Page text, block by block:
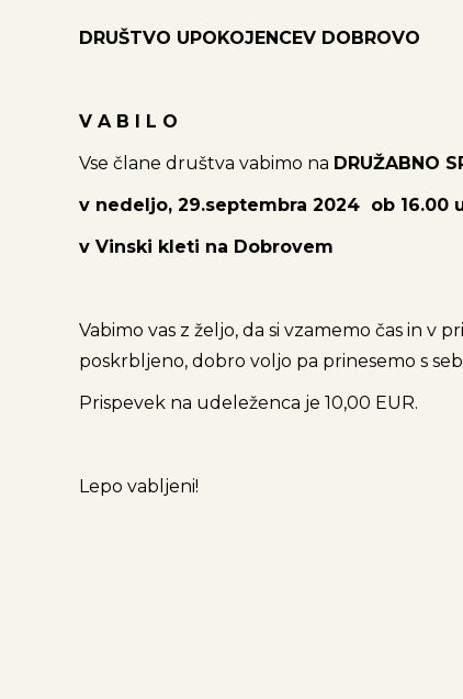
DRUŠTVO UPOKOJENCEV DOBROVO
V A B I L O
Vse člane društva vabimo na DRUŽABNO
v nedeljo, 29.septembra 2024 ob 16.00
v Vinski kleti na Dobrovem
Vabimo vas z željo, da si vzamemo čas in
poskrbljeno, dobro voljo pa prinesemo s
Prispevek na udeleženca je 10,00 EUR.
Lepo vabljeni!